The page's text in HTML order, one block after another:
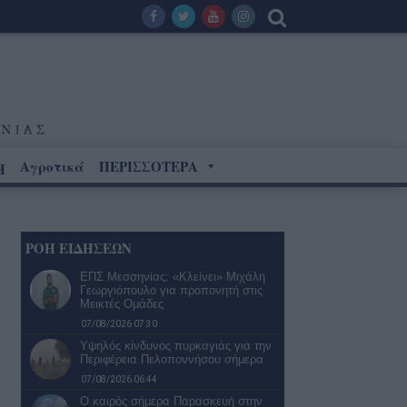
Αγροτικά ΠΕΡΙΣΣΟΤΕΡΑ
ΡΟΗ ΕΙΔΗΣΕΩΝ
ΕΠΣ Μεσσηνίας: «Κλείνει» Μιχάλη
Γεωργιόπουλο για προπονητή στις
Μεικτές Ομάδες
07/08/2026 07:30
Υψηλός κίνδυνος πυρκαγιάς για την
Περιφέρεια Πελοποννήσου σήμερα
07/08/2026 06:44
Ο καιρός σήμερα Παρασκευή στην